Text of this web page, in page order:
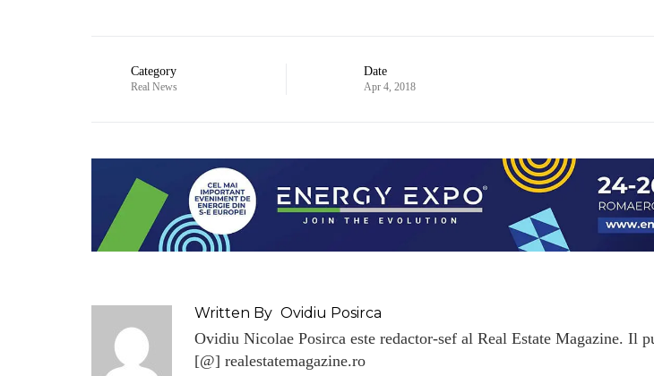
Category
Real News
Date
Apr 4, 2018
Written By Ovidiu Posirca
Ovidiu Nicolae Posirca este redactor-sef al Real Estate Magazine. Il
[@] realestatemagazine.ro